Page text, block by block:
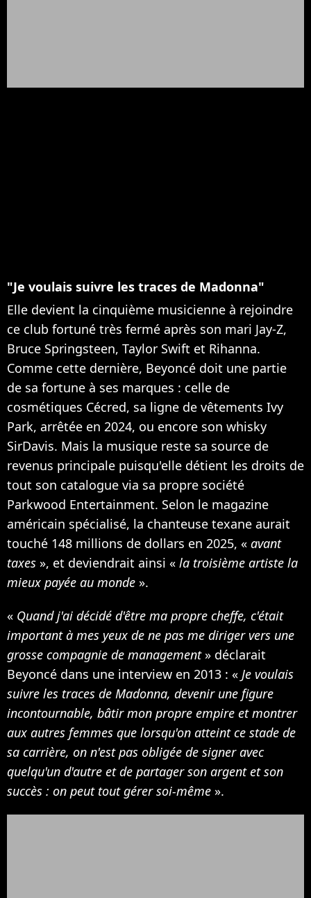
"Je voulais suivre les traces de Madonna"
Elle devient la cinquième musicienne à rejoindre
ce club fortuné très fermé après son mari Jay-Z,
Bruce Springsteen, Taylor Swift et Rihanna.
Comme cette dernière, Beyoncé doit une partie
de sa fortune à ses marques : celle de
cosmétiques Cécred, sa ligne de vêtements Ivy
Park, arrêtée en 2024, ou encore son whisky
SirDavis. Mais la musique reste sa source de
revenus principale puisqu'elle détient les droits de
tout son catalogue via sa propre société
Parkwood Entertainment. Selon le magazine
américain spécialisé, la chanteuse texane aurait
touché 148 millions de dollars en 2025, « avant
taxes », et deviendrait ainsi « la troisième artiste la
mieux payée au monde ».
« Quand j'ai décidé d'être ma propre cheffe, c'était
important à mes yeux de ne pas me diriger vers une
grosse compagnie de management» déclarait
Beyoncé dans une interview en 2013 : « Je voulais
suivre les traces de Madonna, devenir une figure
incontournable, bâtir mon propre empire et montrer
aux autres femmes que lorsqu'on atteint ce stade de
sa carrière, on n'est pas obligée de signer avec
quelqu'un d'autre et de partager son argent et son
succès : on peut tout gérer soi-même ».